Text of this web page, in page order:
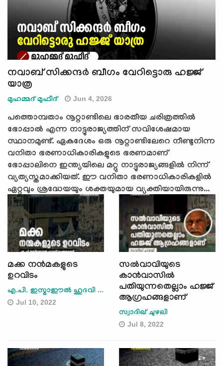
o
n
നവാബ് സിക്കന്ദര്‍ ബീഗം വേറിട്ടൊരു ഹജ്ജ്
യാത്ര
മുഹമ്മദ് മുഫീദ് Jun 4, 2026
പത്തൊമ്പതാം നൂറ്റാണ്ടിലെ ഭാരതീയ ചരിത്രത്തിൽ
ഭോപ്പാൽ എന്ന നാട്ടുരാജ്യത്തിന് സവിശേഷമായ
സ്ഥാനമുണ്ട്. ഏകദേശം ഒരു നൂറ്റാണ്ടിലേറെ നീണ്ടുനിന്ന
വനിതാ ഭരണാധികാരികളുടെ ഭരണമാണ്
ഭോപ്പാലിനെ ഇന്ത്യയിലെ മറ്റു നാട്ടുരാജ്യങ്ങളിൽ നിന്ന്
വ്യത്യസ്തമാക്കിയത്. ഈ വനിതാ ഭരണാധികാരികളിൽ
ഏറ്റവും ശ്രദ്ധേയയും ശക്തയുമായ വ്യക്തിയായിരുന്നു...
മക്ക നന്‍മകളുടെ
ഉറവിടം
എ.പി. ഇസ്മാഈല്‍ ഹുദവി ...
Jul 10, 2022
സല്‍വാവിയുടെ
കാന്‍വാസില്‍
പതിയുന്നതെല്ലാം ഹജ്ജ്
ആഗ്രഹങ്ങളാണ്
സ്വാദിഖ് ചുഴലി
Jul 8, 2022